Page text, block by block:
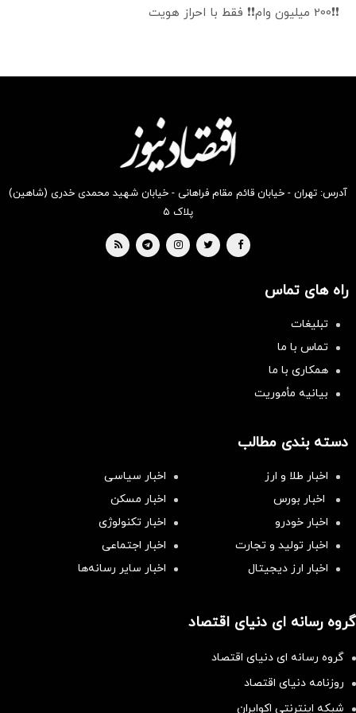
❗❗200 میلیون وام❗❗ فقط با احراز هویت
آدرس: تهران - خیابان قائم مقام فراهانی - خیابان شهید محمدی خدری (شاهین)
پلاک ۵
راه های تماس
تبلیغات
تماس با ما
همکاری با ما
بیانیه مأموریت
دسته بندی مطالب
اخبار طلا و ارز
اخبار سیاسی
اخبار بورس
اخبار مسکن
اخبار خودرو
اخبار تکنولوژی
اخبار تولید و تجارت
اخبار اجتماعی
اخبار ارز دیجیتال
اخبار سایر رسانه‌‌ها
گروه رسانه ای دنیای اقتصاد
گروه رسانه ای دنیای اقتصاد
روزنامه دنیای اقتصاد
شبکه اینترنتی اکوایران